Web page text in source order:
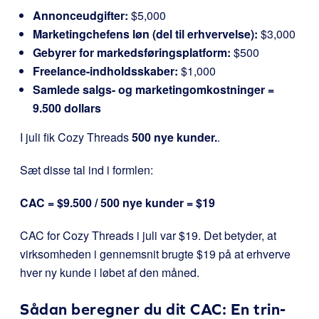
Annonceudgifter: $5,000
Marketingchefens løn (del til erhvervelse): $3,000
Gebyrer for markedsføringsplatform: $500
Freelance-indholdsskaber: $1,000
Samlede salgs- og marketingomkostninger =
9.500 dollars
I juli fik Cozy Threads500 nye kunder..
Sæt disse tal ind i formlen:
CAC = $9.500 / 500 nye kunder = $19
CAC for Cozy Threads i juli var $19. Det betyder, at
virksomheden i gennemsnit brugte $19 på at erhverve
hver ny kunde i løbet af den måned.
Sådan beregner du dit CAC: En trin-